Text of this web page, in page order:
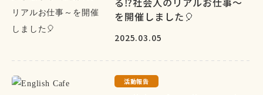
を開催しました🎈
2025.03.05
活動報告